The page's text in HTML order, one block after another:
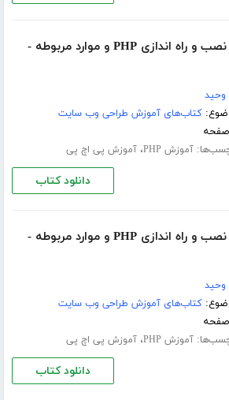
دانلود کتاب آشنایی با نصب و راه اندازی PHP و موارد مربوطه -
وحید
کتاب‌های آموزش طراحی وب سایت
آموزش PHP ،آموزش پی اچ پی
دانلود کتاب
دانلود کتاب آشنایی با نصب و راه اندازی PHP و موارد مربوطه -
وحید
کتاب‌های آموزش طراحی وب سایت
آموزش PHP ،آموزش پی اچ پی
دانلود کتاب